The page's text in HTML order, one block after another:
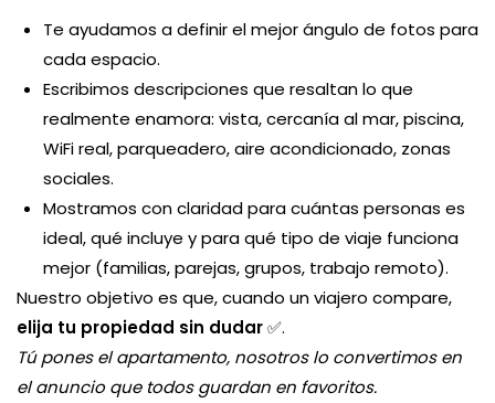
Te ayudamos a definir el mejor ángulo de fotos para
cada espacio.
Escribimos descripciones que resaltan lo que
realmente enamora: vista, cercanía al mar, piscina,
WiFi real, parqueadero, aire acondicionado, zonas
sociales.
Mostramos con claridad para cuántas personas es
ideal, qué incluye y para qué tipo de viaje funciona
mejor (familias, parejas, grupos, trabajo remoto).
Nuestro objetivo es que, cuando un viajero compare,
elija tu propiedad sin dudar✅.
Tú pones el apartamento, nosotros lo convertimos en
el anuncio que todos guardan en favoritos.